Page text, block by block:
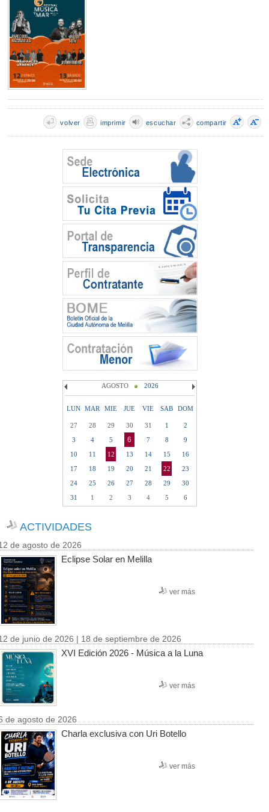
compartir
escuchar
imprimir
volver
AGOSTO 2026
LUN MAR MIE JUE VIE SAB DOM
27 28 29 30 31 1
2
3
4 5 6 7 8
9
10
11 12 13 14 15
16
17
18 19 20 21 22
23
24
25 26 27 28 29
30
31
1 2 3 4 5 6
ACTIVIDADES
de agosto de 2026
Eclipse Solar en Melilla
ver más
de junio de 2026 | 18 de septiembre de 2026
XVI Edición 2026 - Música a la Luna
ver más
de agosto de 2026
Charla exclusiva con Uri Botello
ver más